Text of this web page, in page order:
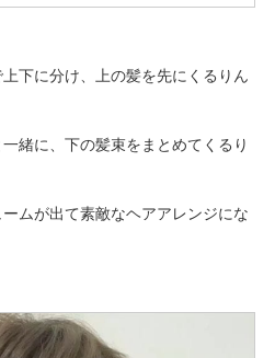
下に分け、上の髪を先にくるりん
緒に、下の髪束をまとめてくるり
ムが出て素敵なヘアアレンジにな